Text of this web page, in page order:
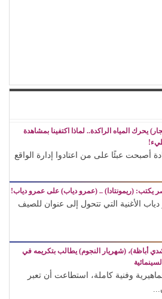
يحرك المياه الراكدة.. لماذا اكتفينا بمشاهدة
أصبحت عبئًا على من اعتادوا إدارة الواقع
يكتب: (ريمونتادا) .. (عمرو دياب) على عمرو دياب!
الأغنية التي تتحول إلى عنوان للصيف
أباظة)، (شهريار النجوم) يطالب بتكريمه في
وفنية كاملة، استطاعت أن تعبر